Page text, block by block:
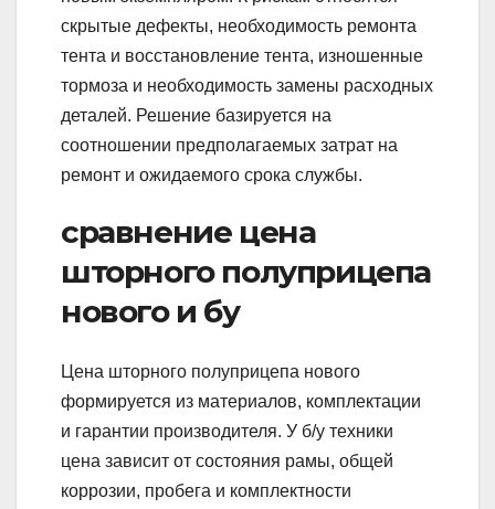
скрытые дефекты, необходимость ремонта
тента и восстановление тента, изношенные
тормоза и необходимость замены расходных
деталей. Решение базируется на
соотношении предполагаемых затрат на
ремонт и ожидаемого срока службы.
сравнение цена
шторного полуприцепа
нового и бу
Цена шторного полуприцепа нового
формируется из материалов, комплектации
и гарантии производителя. У б/у техники
цена зависит от состояния рамы, общей
коррозии, пробега и комплектности